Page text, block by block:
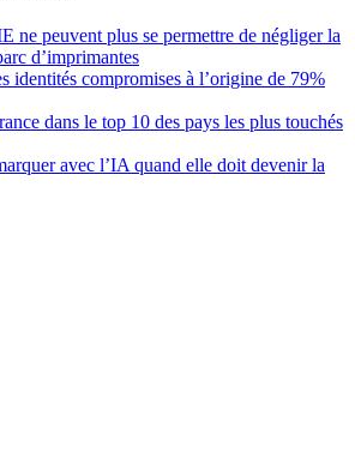
ne peuvent plus se permettre de négliger la
d’imprimantes
identités compromises à l’origine de 79%
dans le top 10 des pays les plus touchés
avec l’IA quand elle doit devenir la